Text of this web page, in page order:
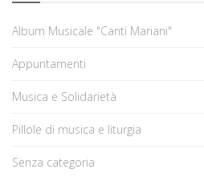
Album Musicale "Canti Mariani"
Appuntamenti
Musica e Solidarietà
Pillole di musica e liturgia
Senza categoria